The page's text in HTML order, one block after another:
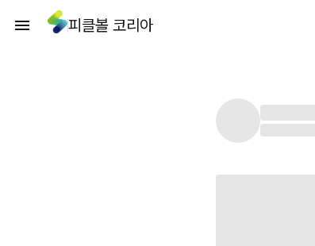
피클볼 코리아